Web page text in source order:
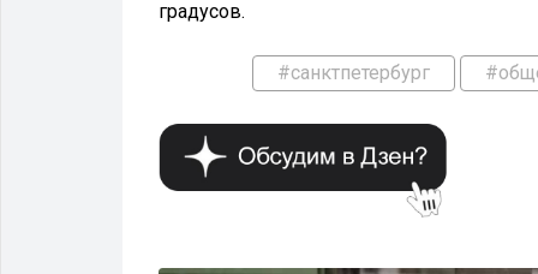
градусов.
#санктпетербург